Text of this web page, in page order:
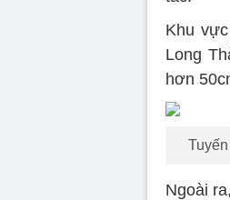
Khu
Long
hơn
Ngoài